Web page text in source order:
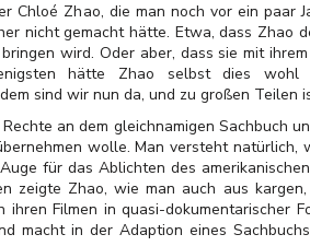
Chloé Zhao, die man noch vor ein paar
nicht gemacht hätte. Etwa, dass Zhao
wird. Oder aber, dass sie mit
hätte Zhao selbst dies wohl
sind wir nun da, und zu großen Teilen
an dem gleichnamigen Sachbuch
wolle. Man versteht
für das Ablichten des
zeigte Zhao, wie man auch aus
ihren Filmen in quasi-dokumentarischer
macht in der Adaption eines